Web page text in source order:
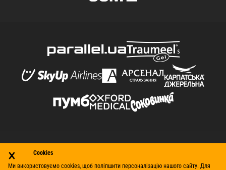
© Футбольний клуб «Шахтар» (Донецьк), 1998–2026. Усі
×
Cookies
Ми використовуємо cookies, щоб поліпшити персоналізацію нашого сайту. Для